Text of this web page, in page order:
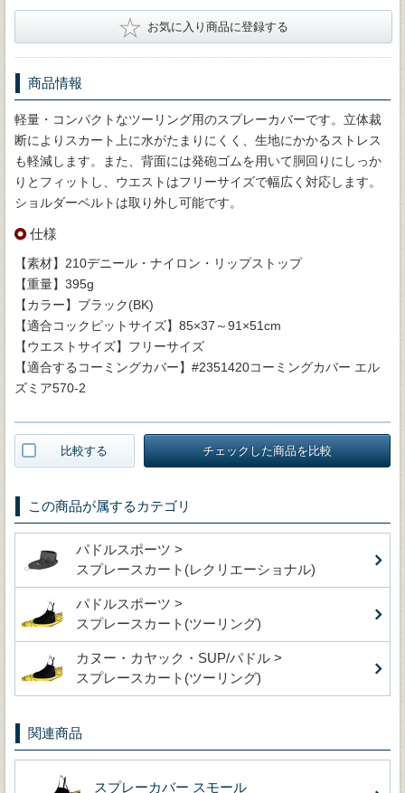
★ お気に入り商品に登録する
商品情報
軽量・コンパクトなツーリング用のスプレーカバーです。立体裁
断によりスカート上に水がたまりにくく、生地にかかるストレス
も軽減します。また、背面には発砲ゴムを用いて胴回りにしっか
りとフィットし、ウエストはフリーサイズで幅広く対応します。
ショルダーベルトは取り外し可能です。
仕様
【素材】210デニール・ナイロン・リップストップ
【重量】395g
【カラー】ブラック(BK)
【適合コックピットサイズ】85×37～91×51cm
【ウエストサイズ】フリーサイズ
【適合するコーミングカバー】#2351420コーミングカバー エル
ズミア570-2
比較する チェックした商品を比較
この商品が属するカテゴリ
パドルスポーツ >
スプレースカート(レクリエーショナル)
パドルスポーツ >
スプレースカート(ツーリング)
カヌー・カヤック・SUP/パドル >
スプレースカート(ツーリング)
関連商品
スプレーカバー スモール